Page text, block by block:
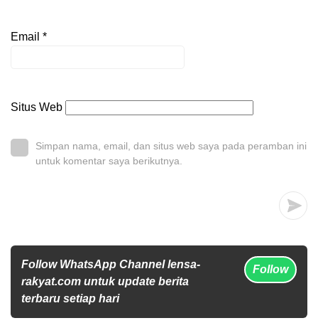
Email *
Situs Web
Simpan nama, email, dan situs web saya pada peramban ini
untuk komentar saya berikutnya.
Follow WhatsApp Channel lensa-
rakyat.com untuk update berita
terbaru setiap hari
Follow